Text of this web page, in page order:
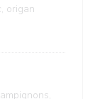
origan